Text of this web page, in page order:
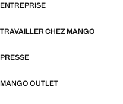
ENTREPRISE
TRAVAILLER CHEZ MANGO
PRESSE
MANGO OUTLET